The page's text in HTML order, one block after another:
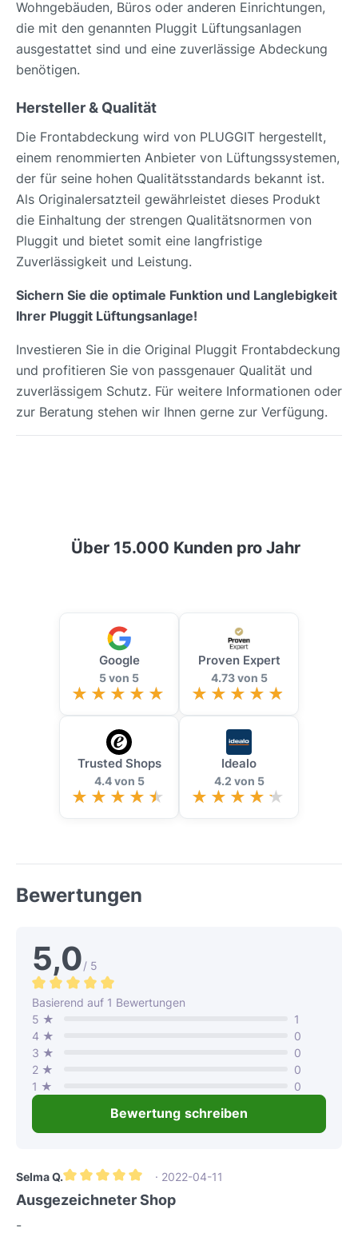
Wohngebäuden, Büros oder anderen Einrichtungen,
die mit den genannten Pluggit Lüftungsanlagen
ausgestattet sind und eine zuverlässige Abdeckung
benötigen.
Hersteller & Qualität
Die Frontabdeckung wird von PLUGGIT hergestellt,
einem renommierten Anbieter von Lüftungssystemen,
der für seine hohen Qualitätsstandards bekannt ist.
Als Originalersatzteil gewährleistet dieses Produkt
die Einhaltung der strengen Qualitätsnormen von
Pluggit und bietet somit eine langfristige
Zuverlässigkeit und Leistung.
Sichern Sie die optimale Funktion und Langlebigkeit
Ihrer Pluggit Lüftungsanlage!
Investieren Sie in die Original Pluggit Frontabdeckung
und profitieren Sie von passgenauer Qualität und
zuverlässigem Schutz. Für weitere Informationen oder
zur Beratung stehen wir Ihnen gerne zur Verfügung.
Über 15.000 Kunden pro Jahr
Google
5 von 5
Proven Expert
4.73 von 5
Trusted Shops
4.4 von 5
Idealo
4.2 von 5
Bewertungen
5,0/ 5
Durchschnittliche Bewertung von 5 von 5 Sternen
Basierend auf 1 Bewertungen
5 ★
1
4 ★
0
3 ★
0
2 ★
0
1 ★
0
Bewertung schreiben
Selma Q.
Durchschnittliche Bewertung von 5 von 5 Sternen
· 2022-04-11
Ausgezeichneter Shop
-